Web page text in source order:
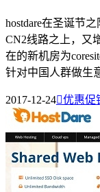
hostdare在圣诞节
CN2线路之上，又
在的新机房为
针对中国人群做生
2017-12-24优惠促